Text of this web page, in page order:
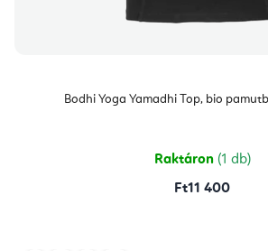
Bodhi Yoga Yamadhi Top, bio
Raktáron (1 db)
Ft11 400